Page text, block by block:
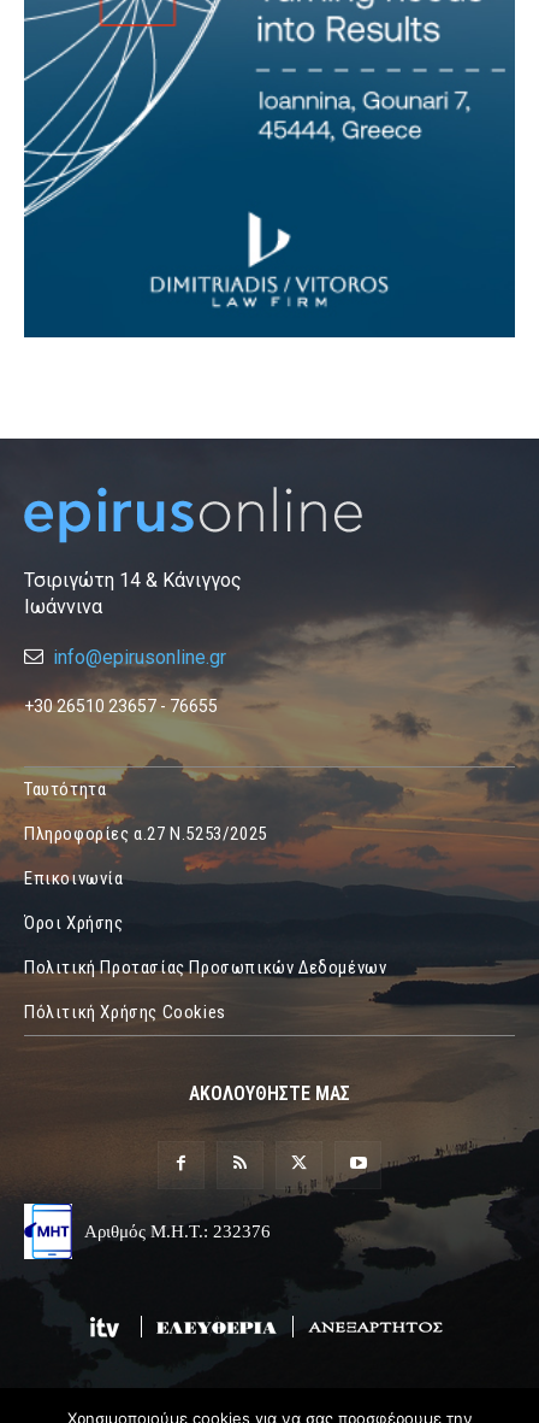
Τσιριγώτη 14 & Κάνιγγος
Ιωάννινα
info@epirusonline.gr
+30 26510 23657 - 76655
Ταυτότητα
Πληροφορίες α.27 Ν.5253/2025
Επικοινωνία
Όροι Χρήσης
Πολιτική Προτασίας Προσωπικών Δεδομένων
Πόλιτική Χρήσης Cookies
ΑΚΟΛΟΥΘΗΣΤΕ ΜΑΣ
Αριθμός Μ.Η.Τ.: 232376
Χρησιμοποιούμε cookies για να σας προσφέρουμε την